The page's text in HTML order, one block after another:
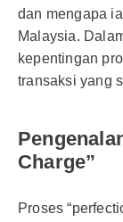
dan mengapa
Malaysia.
kepentingan
transaksi yang
Charge”
Proses